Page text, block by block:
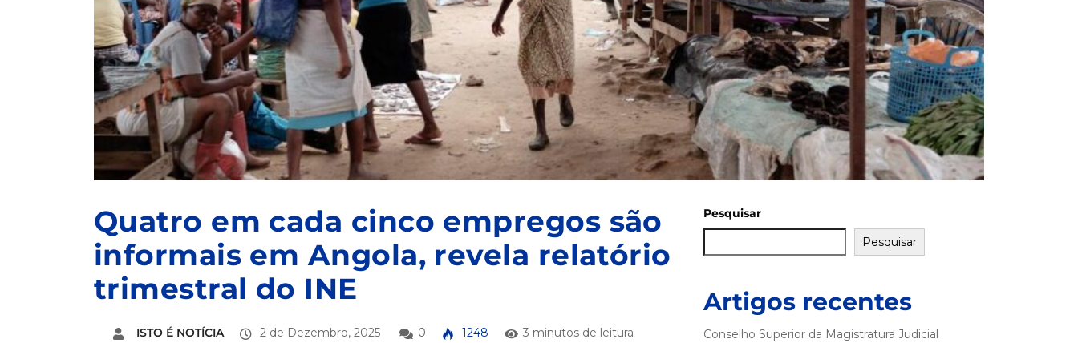
Quatro em cada cinco empregos são
informais em Angola, revela relatório
trimestral do INE
ISTO É NOTÍCIA 2 de Dezembro, 2025 0 1248 3 minutos de leitura
Pesquisar
Pesquisar
Artigos recentes
Conselho Superior da Magistratura Judicial